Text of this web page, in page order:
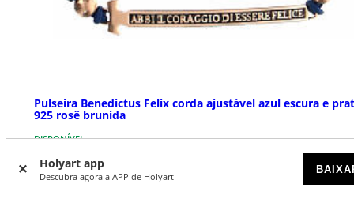
Holyart app
Descubra agora a APP de Holyart
Pulseira Benedictus Felix corda ajustável azul escura e
925 rosê brunida
DISPONÍVEL
€ 49,00